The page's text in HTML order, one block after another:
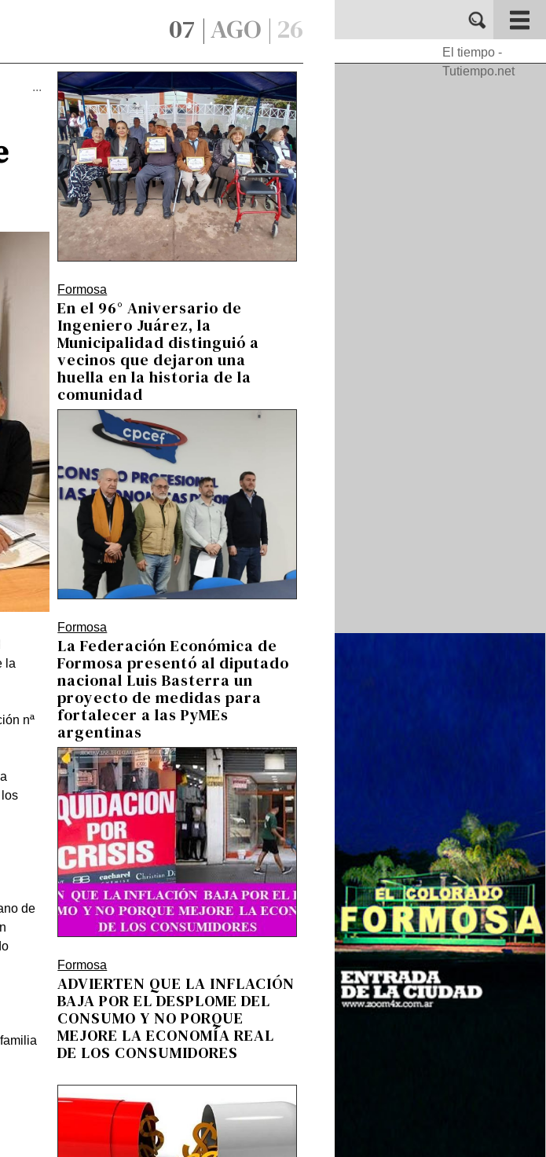
El tiempo -
Tutiempo.net
07 |AGO | 26
...
la
nª
de
Formosa
En el 96° Aniversario de
Ingeniero Juárez, la
Municipalidad distinguió a
vecinos que dejaron una
huella en la historia de la
comunidad
Formosa
La Federación Económica de
Formosa presentó al diputado
nacional Luis Basterra un
proyecto de medidas para
fortalecer a las PyMEs
argentinas
Formosa
ADVIERTEN QUE LA INFLACIÓN
BAJA POR EL DESPLOME DEL
CONSUMO Y NO PORQUE
MEJORE LA ECONOMÍA REAL
DE LOS CONSUMIDORES